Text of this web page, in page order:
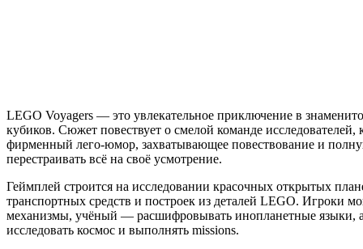
LEGO Voyagers — это увлекательное приключение в
кубиков. Сюжет повествует о смелой команде
фирменный лего-юмор, захватывающее повествование и
перестраивать всё на своё усмотрение.
Геймплей строится на исследовании красочных открытых
транспортных средств и построек из деталей LEGO. Игроки
механизмы, учёный — расшифровывать инопланетные языки,
исследовать космос и выполнять missions.